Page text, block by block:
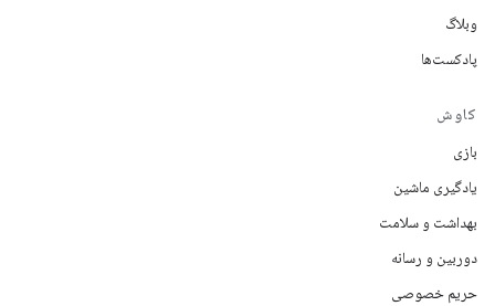
وبلاگ
پادکست‌ها
کاوش
بازی
یادگیری ماشین
بهداشت و سلامت
دوربین و رسانه
حریم خصوصی